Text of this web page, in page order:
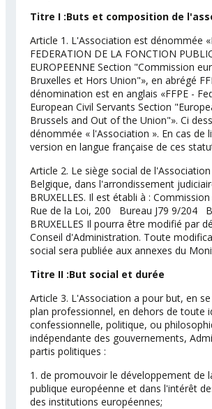
Titre I :Buts et composition de
Article 1. L'Association est dénommée
FEDERATION DE LA FONCTION
EUROPEENNE Section "Commission
Bruxelles et Hors Union"», en abrégé
dénomination est en anglais «FFPE -
European Civil Servants Section
Brussels and Out of the Union"». Ci
dénommée « l'Association ». En cas de
version en langue française de ces
Article 2. Le siège social de
Belgique, dans l'arrondissement
BRUXELLES. Il est établi à :
Rue de la Loi, 200 Bureau J79 9/204
BRUXELLES Il pourra être modifié par
Conseil d'Administration. Toute
social sera publiée aux annexes du
Titre II :But social et durée
Article 3. L'Association a pour but, en
plan professionnel, en dehors de toute
confessionnelle, politique, ou
indépendante des gouvernements,
partis politiques :
1. de promouvoir le développement de
publique européenne et dans l'intérêt
des institutions européennes;